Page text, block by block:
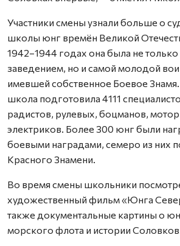
Участники смены узнали больше о
школы юнг времён Великой
1942–1944 годах она была не
заведением, но и самой молодой
имевшей собственное Боевое Знамя.
школа подготовила 4111
радистов, рулевых, боцманов,
электриков. Более 300 юнг были
боевыми наградами, семеро из них
Красного Знамени.
Во время смены школьники
художественный фильм «Юнга
также документальные картины о
морского флота и истории